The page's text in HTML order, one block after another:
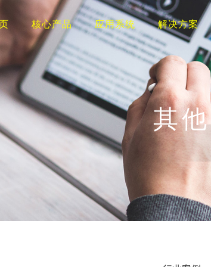
核心产品 应用系统 解决方案
其他